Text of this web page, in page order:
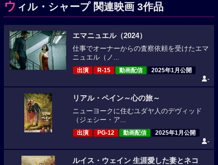
ウ ィル・シャープ 関連映画 3作品
エマニュエル（2024）
仕事でオーナーからの査察依頼を受けたエマ
ニュエル（ノ...
出演 R-15 動画配信 2025年1月公開
-
リアル・ペイン～心の旅～
ニューヨークに住むユダヤ人のデヴィッド
（ジェシー・ア...
出演 PG-12 動画配信 2025年1月公開
-
ルイス・ウェイン 生涯愛した妻とネコ